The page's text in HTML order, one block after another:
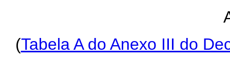
(Tabela A do Anexo III do